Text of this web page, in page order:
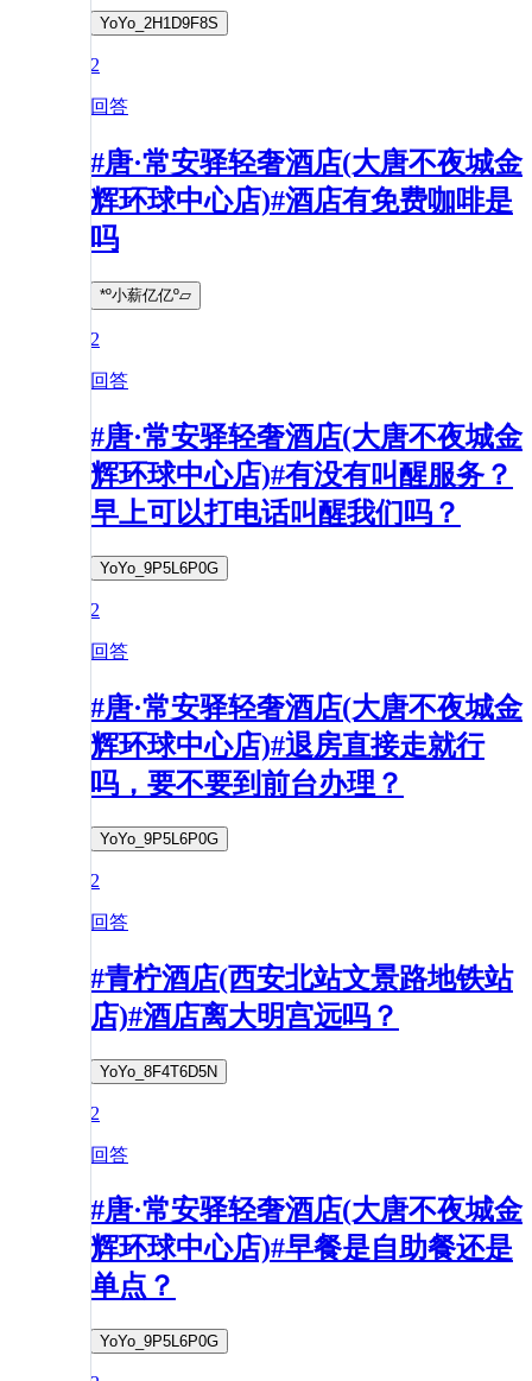
YoYo_2H1D9F8S
2
回答
#唐·常安驿轻奢酒店(大唐不夜城金
辉环球中心店)#酒店有免费咖啡是
吗
*º小薪亿亿º▱
2
回答
#唐·常安驿轻奢酒店(大唐不夜城金
辉环球中心店)#有没有叫醒服务？
早上可以打电话叫醒我们吗？
YoYo_9P5L6P0G
2
回答
#唐·常安驿轻奢酒店(大唐不夜城金
辉环球中心店)#退房直接走就行
吗，要不要到前台办理？
YoYo_9P5L6P0G
2
回答
#青柠酒店(西安北站文景路地铁站
店)#酒店离大明宫远吗？
YoYo_8F4T6D5N
2
回答
#唐·常安驿轻奢酒店(大唐不夜城金
辉环球中心店)#早餐是自助餐还是
单点？
YoYo_9P5L6P0G